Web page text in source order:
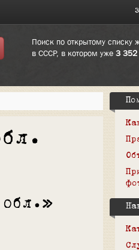
Поиск по открытому списку
в СССР, в котором уже 3
обл.»